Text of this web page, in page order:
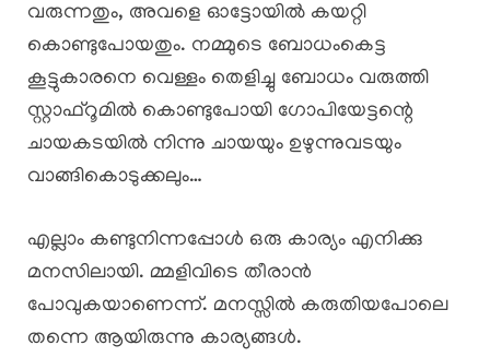
വരുന്നതും, അവളെ ഓട്ടോയിൽ കയറ്റി
കൊണ്ടുപോയതും. നമ്മുടെ ബോധംകെട്ട
കൂട്ടുകാരനെ വെള്ളം തെളിച്ചു ബോധം വരുത്തി
സ്റ്റാഫ്‌റൂമിൽ കൊണ്ടുപോയി ഗോപിയേട്ടന്റെ
ചായകടയിൽ നിന്നു ചായയും ഉഴുന്നുവടയും
വാങ്ങികൊടുക്കലും…
എല്ലാം കണ്ടുനിന്നപ്പോൾ ഒരു കാര്യം എനിക്കു
മനസിലായി. മ്മളിവിടെ തീരാൻ
പോവുകയാണെന്ന്. മനസ്സിൽ കരുതിയപോലെ
തന്നെ ആയിരുന്നു കാര്യങ്ങൾ.